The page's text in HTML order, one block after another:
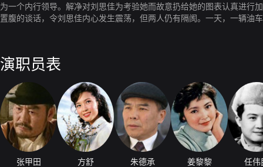
为一个内行领导。解净对刘思佳为考验她而故意扔给她的图表认真进行
置腹的谈话，令刘思佳内心发生震荡，但两人仍有隔阂。一天，一辆油
演职员表
张甲田 方舒 朱德承 姜黎黎 任伟